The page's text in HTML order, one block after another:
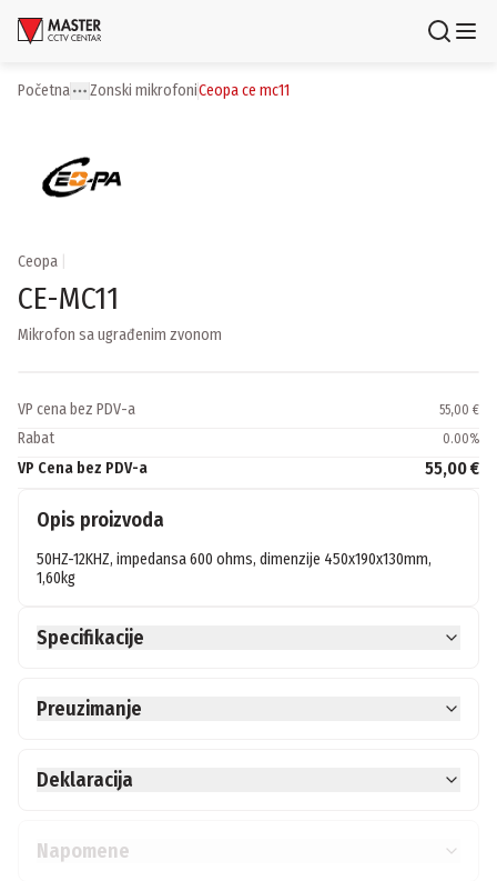
Uloguj se
Brendovi
Usluge i rešenja
Lokacije
Newsletter
Početna More
Toggle menu
zonski mikrofoni ceopa ce mc11
Ceopa
CE-MC11
Mikrofon sa ugrađenim zvonom
VP cena bez PDV-a 55,00 €
Rabat 0.00%
VP Cena bez PDV-a 55,00 €
Opis proizvoda
50HZ-12KHZ, impedansa 600 ohms, dimenzije 450x190x130mm,
1,60kg
Specifikacije
Preuzimanje
Deklaracija
Napomene